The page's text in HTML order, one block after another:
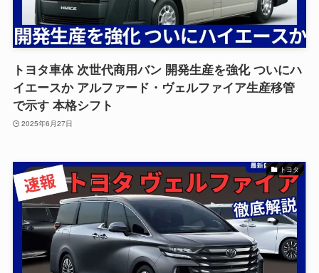
トヨタ車体 次世代商用バン 開発生産を強化 ついにハ
イエースか アルファード・ヴェルファイア生産移管
で示す 本格シフト
2025年6月27日
トヨタ